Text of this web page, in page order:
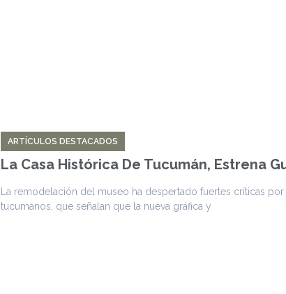
ARTÍCULOS DESTACADOS
La Casa Histórica De Tucumán, Estrena
La remodelación del museo ha despertado fuertes críticas
tucumanos, que señalan que la nueva gráfica y